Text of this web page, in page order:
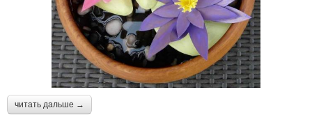
читать дальше →